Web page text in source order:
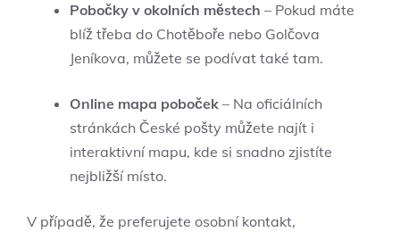
Pobočky v okolních městech – Pokud máte
blíž třeba do Chotěboře nebo Golčova
Jeníkova, můžete se podívat také tam.
Online mapa poboček – Na oficiálních
stránkách České pošty můžete najít i
interaktivní mapu, kde si snadno zjistíte
nejbližší místo.
V případě, že preferujete osobní kontakt,